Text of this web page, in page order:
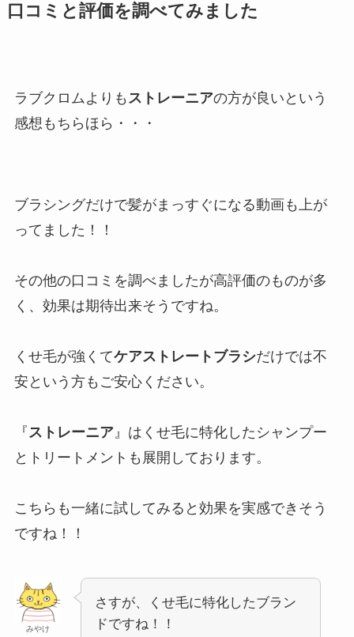
口コミと評価を調べてみました
ラブクロムよりも ストレーニアの方が良いという
感想もちらほら・・・
ブラシングだけで髪がまっすぐになる動画も上が
ってました！！
その他の口コミを調べましたが高評価のものが多
く、効果は期待出来そうですね。
くせ毛が強くてケアストレートブラシだけでは不
安という方もご安心ください。
『ストレーニア』はくせ毛に特化したシャンプー
とトリートメントも展開しております。
こちらも一緒に試してみると効果を実感できそう
ですね！！
みやけ
さすが、くせ毛に特化したブラン
ドですね！！